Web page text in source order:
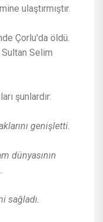
ulaştırmıştır.
Çorlu'da öldü.
Selim
şunlardır:
genişletti.
dünyasının
sağladı.